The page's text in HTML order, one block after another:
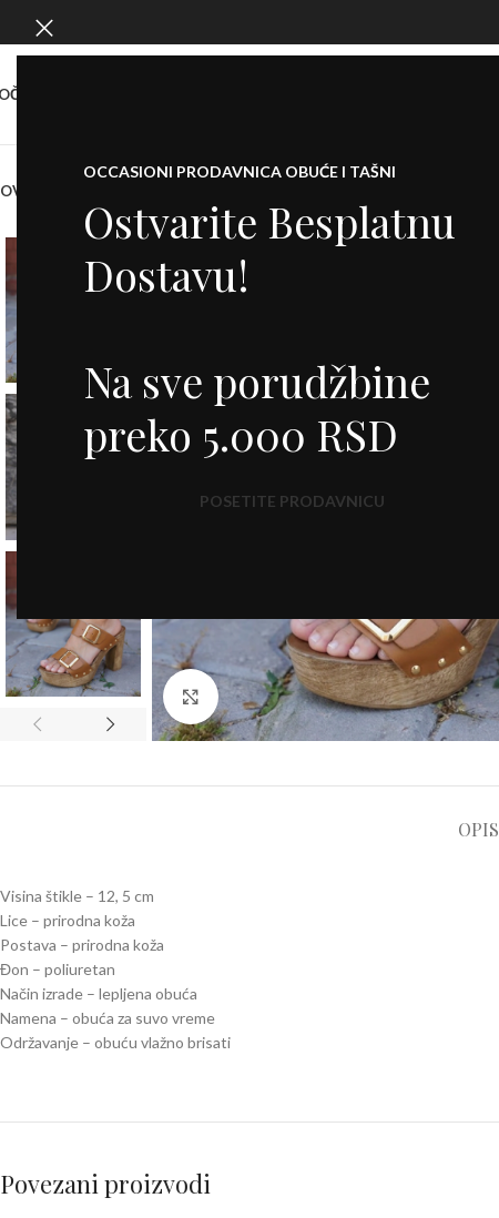
OCCASIONI PRODAVNICA OBUĆE I TAŠNI
Ostvarite Besplatnu
Dostavu!
Na sve porudžbine
preko 5.000 RSD
POSETITE PRODAVNICU
-30%
Click to enlarge
OPIS
Visina štikle – 12, 5 cm
Lice – prirodna koža
Postava – prirodna koža
Đon – poliuretan
Način izrade – lepljena obuća
Namena – obuća za suvo vreme
Održavanje – obuću vlažno brisati
Povezani proizvodi